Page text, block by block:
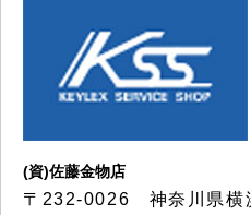
(資)佐藤金物店
〒232-0026 神奈川県横